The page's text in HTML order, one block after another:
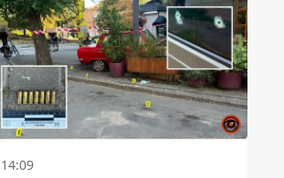
14:09